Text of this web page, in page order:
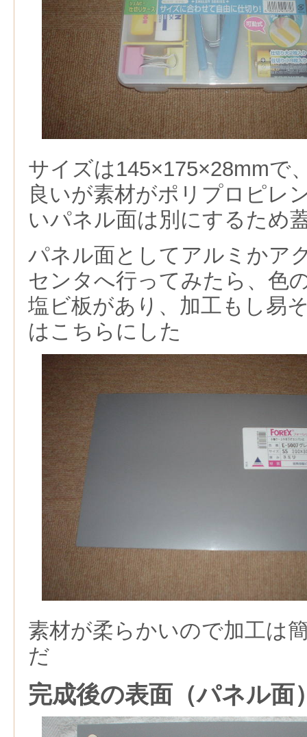
サイズは145×175×28mmで
良いが素材がポリプロピレ
いパネル面は別にするため
パネル面としてアルミかア
センタへ行ってみたら、色
塩ビ板があり、加工もし易
はこちらにした
素材が柔らかいので加工は
だ
完成後の表面（パネル面